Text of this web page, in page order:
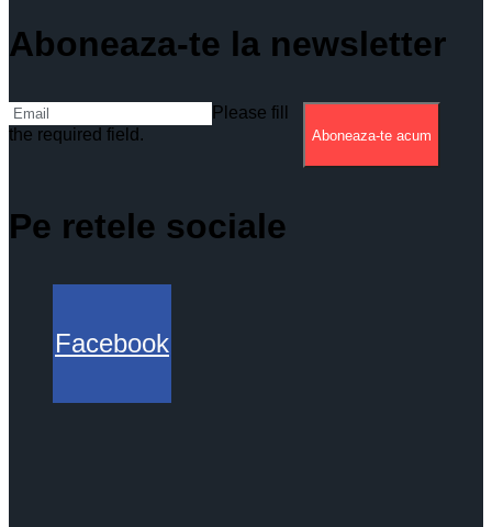
Aboneaza-te la newsletter
Please fill
the required field.
Aboneaza-te acum
Pe retele sociale
Facebook